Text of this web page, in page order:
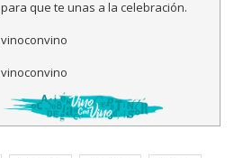
para que te unas a la celebración.
vinoconvino
vinoconvino